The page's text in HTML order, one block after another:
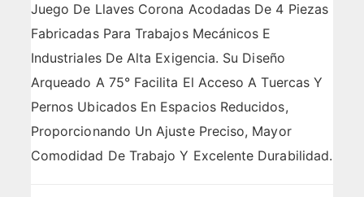
Juego De Llaves Corona Acodadas De 4 Piezas
Fabricadas Para Trabajos Mecánicos E
Industriales De Alta Exigencia. Su Diseño
Arqueado A 75° Facilita El Acceso A Tuercas Y
Pernos Ubicados En Espacios Reducidos,
Proporcionando Un Ajuste Preciso, Mayor
Comodidad De Trabajo Y Excelente Durabilidad.